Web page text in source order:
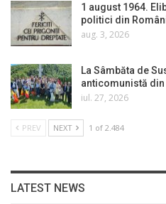
1 august 1964.
politici din
aug. 3, 2026
La Sâmbăta de
anticomunistă
iul. 27, 2026
PREV NEXT 1 of 2.484
LATEST NEWS